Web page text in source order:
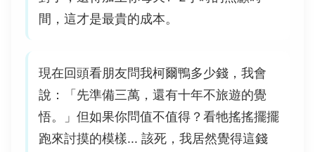
間，這才是最貴的成本。
現在回頭看朋友問我柯爾鴨多少錢，我會
說：「先準備三萬，還有十年不旅遊的覺
悟。」但如果你問值不值得？看牠搖搖擺擺
跑來討摸的模樣... 該死，我居然覺得這錢